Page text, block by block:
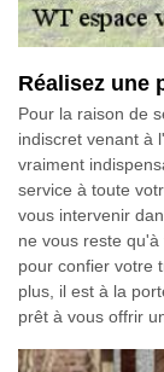
Réalisez une
Pour la raison de
indiscret venant à
vraiment
service à toute
vous intervenir
ne vous reste
pour confier votre
plus, il est à la
prêt à vous offrir